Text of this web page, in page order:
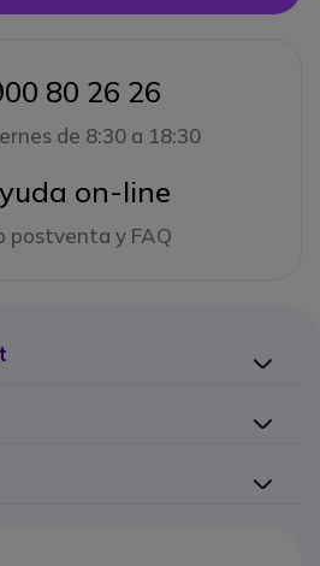
80 26 26
de 8:30 a 18:30
on-line
postventa y FAQ